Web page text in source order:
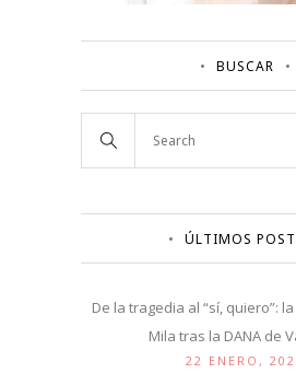
BUSCAR
ÚLTIMOS
De la tragedia al “sí, quiero”:
Mila tras la DANA de
22 ENERO,